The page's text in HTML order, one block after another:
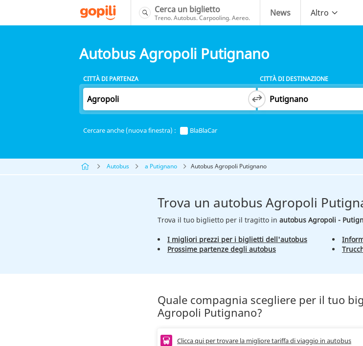
Cerca un biglietto
Treno. Autobus. Carpooling. Aereo. News Altro
Autobus Agropoli Putignano
CITTÀ DI PARTENZA CITTÀ DI DESTINAZIONE
Cercare anche (nuova finestra) : BlaBlaCar
Autobus a Putignano Autobus Agropoli Putignano
Trova un autobus Agropoli
Trova il tuo biglietto per il tragitto in autobus Agropoli -
I migliori prezzi per i biglietti dell'autobus
Prossime partenze degli autobus
Quale compagnia scegliere per il tuo
Agropoli Putignano?
Clicca qui per trovare la migliore tariffa di viaggio in autobus